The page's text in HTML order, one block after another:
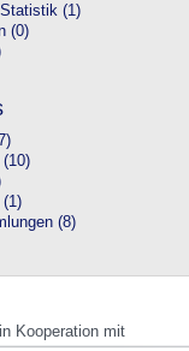
(1)
(0)
(10)
(1)
(8)
in Kooperation mit